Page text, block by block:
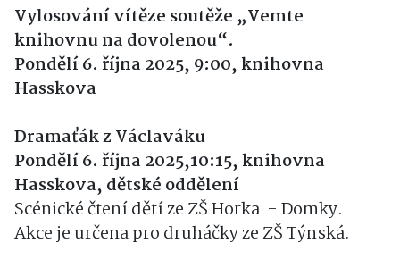
Vylosování vítěze soutěže „Vemte
knihovnu na dovolenou“.
Pondělí 6. října 2025, 9:00, knihovna
Hasskova
Dramaťák z Václaváku
Pondělí 6. října 2025,10:15, knihovna
Hasskova, dětské oddělení
Scénické čtení dětí ze ZŠ Horka - Domky.
Akce je určena pro druháčky ze ZŠ Týnská.